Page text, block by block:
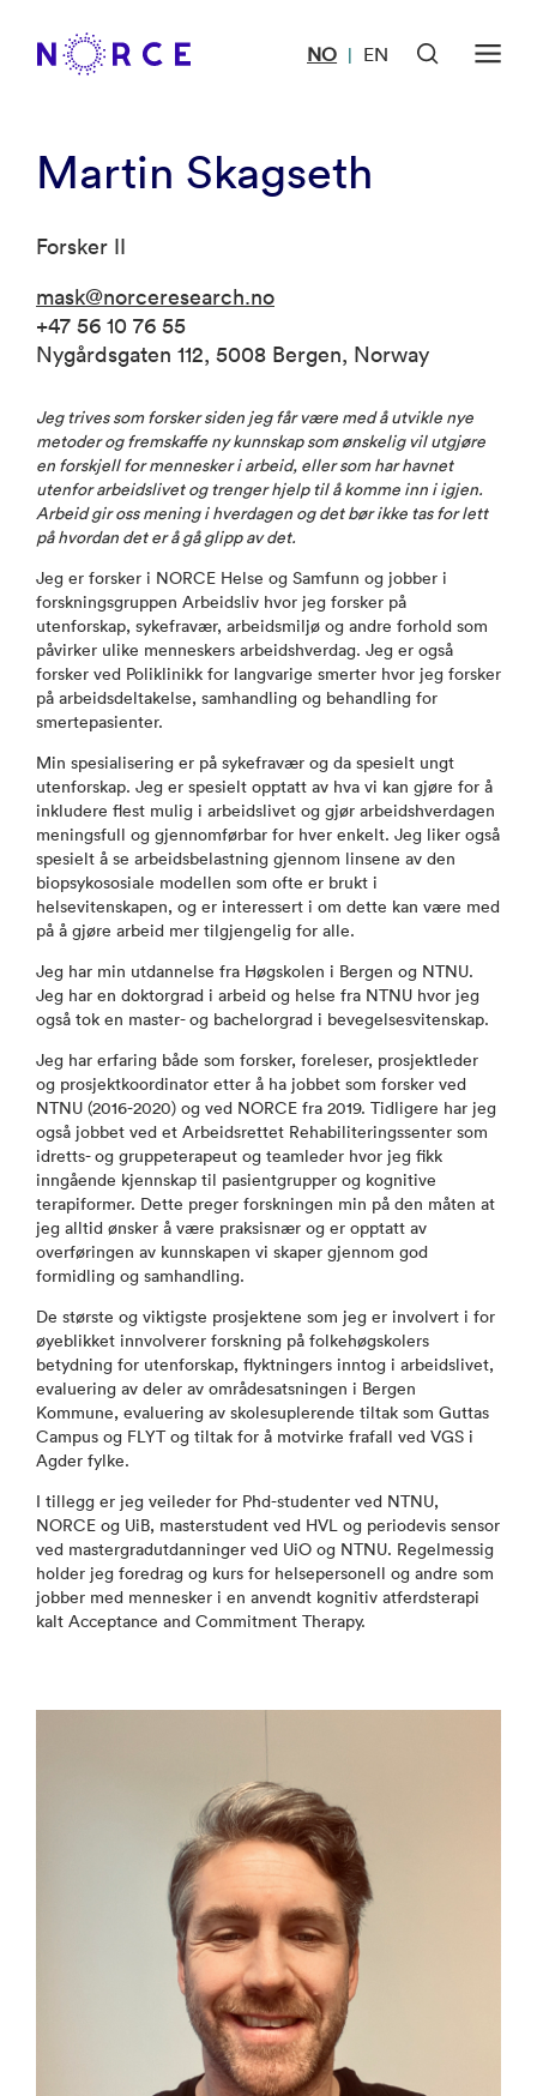
NO | EN
Martin Skagseth
Forsker II
mask@norceresearch.no
+47 56 10 76 55
Nygårdsgaten 112, 5008 Bergen, Norway
Jeg trives som forsker siden jeg får være med å utvikle nye
metoder og fremskaffe ny kunnskap som ønskelig vil utgjøre
en forskjell for mennesker i arbeid, eller som har havnet
utenfor arbeidslivet og trenger hjelp til å komme inn i igjen.
Arbeid gir oss mening i hverdagen og det bør ikke tas for lett
på hvordan det er å gå glipp av det.
Jeg er forsker i NORCE Helse og Samfunn og jobber i
forskningsgruppen Arbeidsliv hvor jeg forsker på
utenforskap, sykefravær, arbeidsmiljø og andre forhold som
påvirker ulike menneskers arbeidshverdag. Jeg er også
forsker ved Poliklinikk for langvarige smerter hvor jeg forsker
på arbeidsdeltakelse, samhandling og behandling for
smertepasienter.
Min spesialisering er på sykefravær og da spesielt ungt
utenforskap. Jeg er spesielt opptatt av hva vi kan gjøre for å
inkludere flest mulig i arbeidslivet og gjør arbeidshverdagen
meningsfull og gjennomførbar for hver enkelt. Jeg liker også
spesielt å se arbeidsbelastning gjennom linsene av den
biopsykososiale modellen som ofte er brukt i
helsevitenskapen, og er interessert i om dette kan være med
på å gjøre arbeid mer tilgjengelig for alle.
Jeg har min utdannelse fra Høgskolen i Bergen og NTNU.
Jeg har en doktorgrad i arbeid og helse fra NTNU hvor jeg
også tok en master- og bachelorgrad i bevegelsesvitenskap.
Jeg har erfaring både som forsker, foreleser, prosjektleder
og prosjektkoordinator etter å ha jobbet som forsker ved
NTNU (2016-2020) og ved NORCE fra 2019. Tidligere har jeg
også jobbet ved et Arbeidsrettet Rehabiliteringssenter som
idretts- og gruppeterapeut og teamleder hvor jeg fikk
inngående kjennskap til pasientgrupper og kognitive
terapiformer. Dette preger forskningen min på den måten at
jeg alltid ønsker å være praksisnær og er opptatt av
overføringen av kunnskapen vi skaper gjennom god
formidling og samhandling.
De største og viktigste prosjektene som jeg er involvert i for
øyeblikket innvolverer forskning på folkehøgskolers
betydning for utenforskap, flyktningers inntog i arbeidslivet,
evaluering av deler av områdesatsningen i Bergen
Kommune, evaluering av skolesuplerende tiltak som Guttas
Campus og FLYT og tiltak for å motvirke frafall ved VGS i
Agder fylke.
I tillegg er jeg veileder for Phd-studenter ved NTNU,
NORCE og UiB, masterstudent ved HVL og periodevis sensor
ved mastergradutdanninger ved UiO og NTNU. Regelmessig
holder jeg foredrag og kurs for helsepersonell og andre som
jobber med mennesker i en anvendt kognitiv atferdsterapi
kalt Acceptance and Commitment Therapy.